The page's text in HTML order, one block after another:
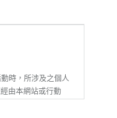
同意接受該等修改
除本服務條款內容之
供服務。
有內容及其後之修
推定您的法定代理
時，所涉及之個人
由本網站或行動